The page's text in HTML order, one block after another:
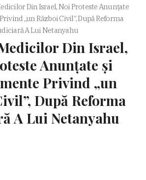
Din Israel, Noi Proteste Anunțate
„un Război Civil”, După Reforma
A Lui Netanyahu
Din Israel,
Anunțate și
Privind „un
După Reforma
A Lui Netanyahu